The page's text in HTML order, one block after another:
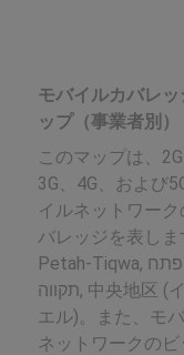
モバイルカバレッ
ップ（事業者別）
このマップは、2G
3G、4G、および
イルネットワーク
バレッジを表しま
Petah-Tiqwa, נפת פתח
תקווה, 中央地区 (イスラ
エル)。また、モ
ネットワークのビ